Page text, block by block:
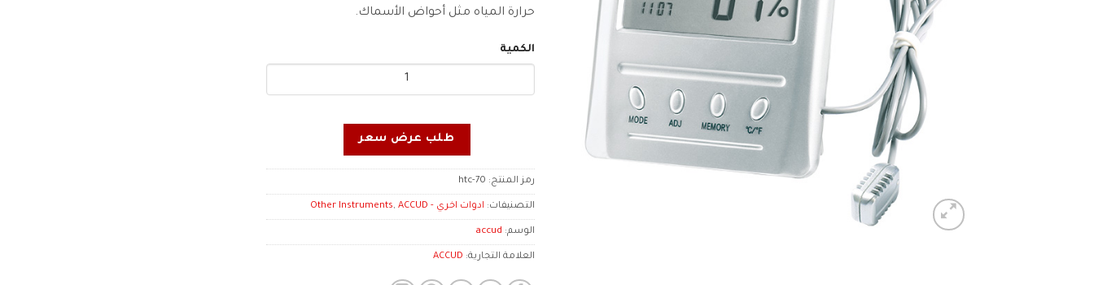
حرارة المياه مثل أحواض الأسماك.
الكمية
طلب عرض سعر
رمز المنتج: htc-70
التصنيفات: ادوات اخري - Other Instruments , ACCUD
الوسم: accud
العلامة التجارية: ACCUD